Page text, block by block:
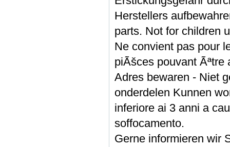
Herstellers
parts. Not for children
Ne convient pas pour
piÃšces pouvant
Adres bewaren - Niet
onderdelen Kunnen
inferiore ai 3 anni a
soffocamento.
Gerne informieren wir